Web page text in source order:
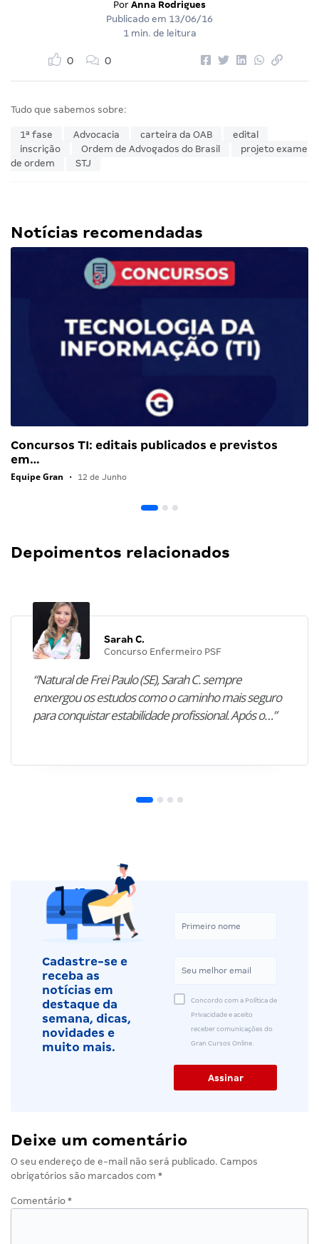
Por Anna Rodrigues
Publicado em 13/06/16
1 min. de leitura
0 0
Tudo que sabemos sobre:
1ª fase Advocacia carteira da OAB
edital
inscrição
Ordem de Advogados do Brasil
projeto exame
de ordem
STJ
Notícias recomendadas
Concursos TI: editais publicados e previstos
em…
Equipe Gran • 12 de Junho
Depoimentos relacionados
Sarah C.
Concurso Enfermeiro PSF
“Natural de Frei Paulo (SE), Sarah C. sempre
enxergou os estudos como o caminho mais seguro
para conquistar estabilidade profissional. Após o…”
Cadastre-se e
receba as
notícias em
destaque da
semana, dicas,
novidades e
muito mais.
Concordo com a Política de
Privacidade e aceito
receber comunicações do
Gran Cursos Online.
Deixe um comentário
O seu endereço de e-mail não será publicado. Campos
obrigatórios são marcados com *
Comentário *